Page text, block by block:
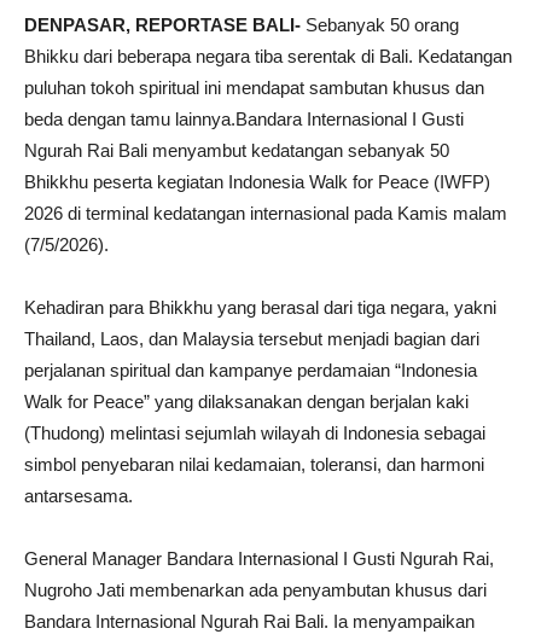
DENPASAR, REPORTASE BALI- Sebanyak 50 orang
Bhikku dari beberapa negara tiba serentak di Bali. Kedatangan
puluhan tokoh spiritual ini mendapat sambutan khusus dan
beda dengan tamu lainnya.Bandara Internasional I Gusti
Ngurah Rai Bali menyambut kedatangan sebanyak 50
Bhikkhu peserta kegiatan Indonesia Walk for Peace (IWFP)
2026 di terminal kedatangan internasional pada Kamis malam
(7/5/2026).
Kehadiran para Bhikkhu yang berasal dari tiga negara, yakni
Thailand, Laos, dan Malaysia tersebut menjadi bagian dari
perjalanan spiritual dan kampanye perdamaian “Indonesia
Walk for Peace” yang dilaksanakan dengan berjalan kaki
(Thudong) melintasi sejumlah wilayah di Indonesia sebagai
simbol penyebaran nilai kedamaian, toleransi, dan harmoni
antarsesama.
General Manager Bandara Internasional I Gusti Ngurah Rai,
Nugroho Jati membenarkan ada penyambutan khusus dari
Bandara Internasional Ngurah Rai Bali. Ia menyampaikan